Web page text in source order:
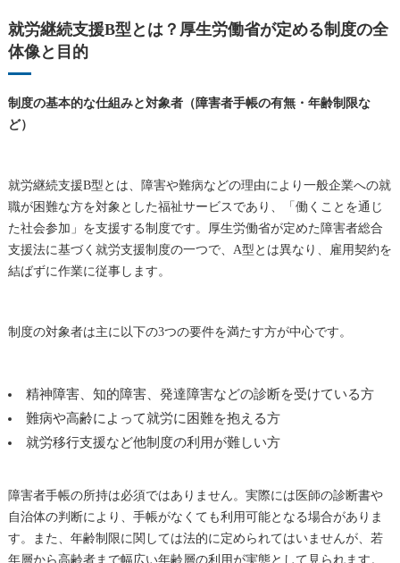
就労継続支援B型とは？厚生労働省が定める制度の全
体像と目的
制度の基本的な仕組みと対象者（障害者手帳の有無・年齢制限な
ど）
就労継続支援B型とは、障害や難病などの理由により一般企業への就
職が困難な方を対象とした福祉サービスであり、「働くことを通じ
た社会参加」を支援する制度です。厚生労働省が定めた障害者総合
支援法に基づく就労支援制度の一つで、A型とは異なり、雇用契約を
結ばずに作業に従事します。
制度の対象者は主に以下の3つの要件を満たす方が中心です。
精神障害、知的障害、発達障害などの診断を受けている方
難病や高齢によって就労に困難を抱える方
就労移行支援など他制度の利用が難しい方
障害者手帳の所持は必須ではありません。実際には医師の診断書や
自治体の判断により、手帳がなくても利用可能となる場合がありま
す。また、年齢制限に関しては法的に定められてはいませんが、若
年層から高齢者まで幅広い年齢層の利用が実態として見られます。